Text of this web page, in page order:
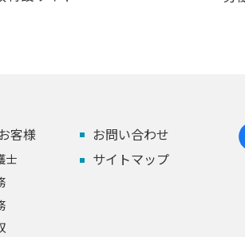
客様
士
お問い合わせ
サイトマップ